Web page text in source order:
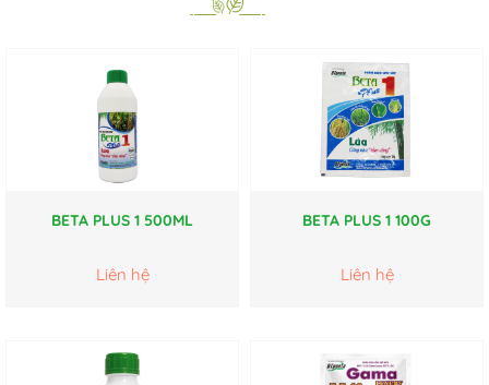
BETA PLUS 1 500ML
Liên hệ
BETA PLUS 1 100G
Liên hệ